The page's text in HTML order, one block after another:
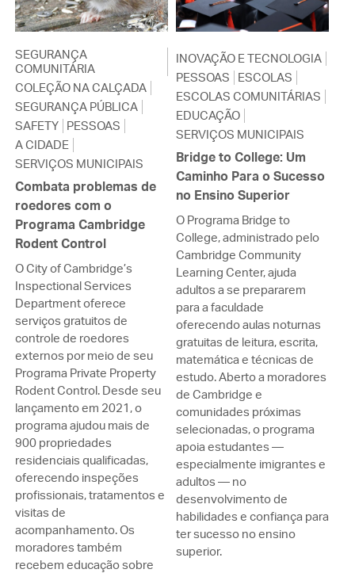
SEGURANÇA
COMUNITÁRIA
COLEÇÃO NA CALÇADA
SEGURANÇA PÚBLICA
SAFETY PESSOAS
A CIDADE
SERVIÇOS MUNICIPAIS
Combata problemas de
roedores com o
Programa Cambridge
Rodent Control
O City of Cambridge’s
Inspectional Services
Department oferece
serviços gratuitos de
controle de roedores
externos por meio de seu
Programa Private Property
Rodent Control. Desde seu
lançamento em 2021, o
programa ajudou mais de
900 propriedades
residenciais qualificadas,
oferecendo inspeções
profissionais, tratamentos e
visitas de
acompanhamento. Os
moradores também
recebem educação sobre
INOVAÇÃO E TECNOLOGIA
PESSOAS
ESCOLAS
ESCOLAS COMUNITÁRIAS
EDUCAÇÃO
SERVIÇOS MUNICIPAIS
Bridge to College: Um
Caminho Para o Sucesso
no Ensino Superior
O Programa Bridge to
College, administrado pelo
Cambridge Community
Learning Center, ajuda
adultos a se prepararem
para a faculdade
oferecendo aulas noturnas
gratuitas de leitura, escrita,
matemática e técnicas de
estudo. Aberto a moradores
de Cambridge e
comunidades próximas
selecionadas, o programa
apoia estudantes —
especialmente imigrantes e
adultos — no
desenvolvimento de
habilidades e confiança para
ter sucesso no ensino
superior.